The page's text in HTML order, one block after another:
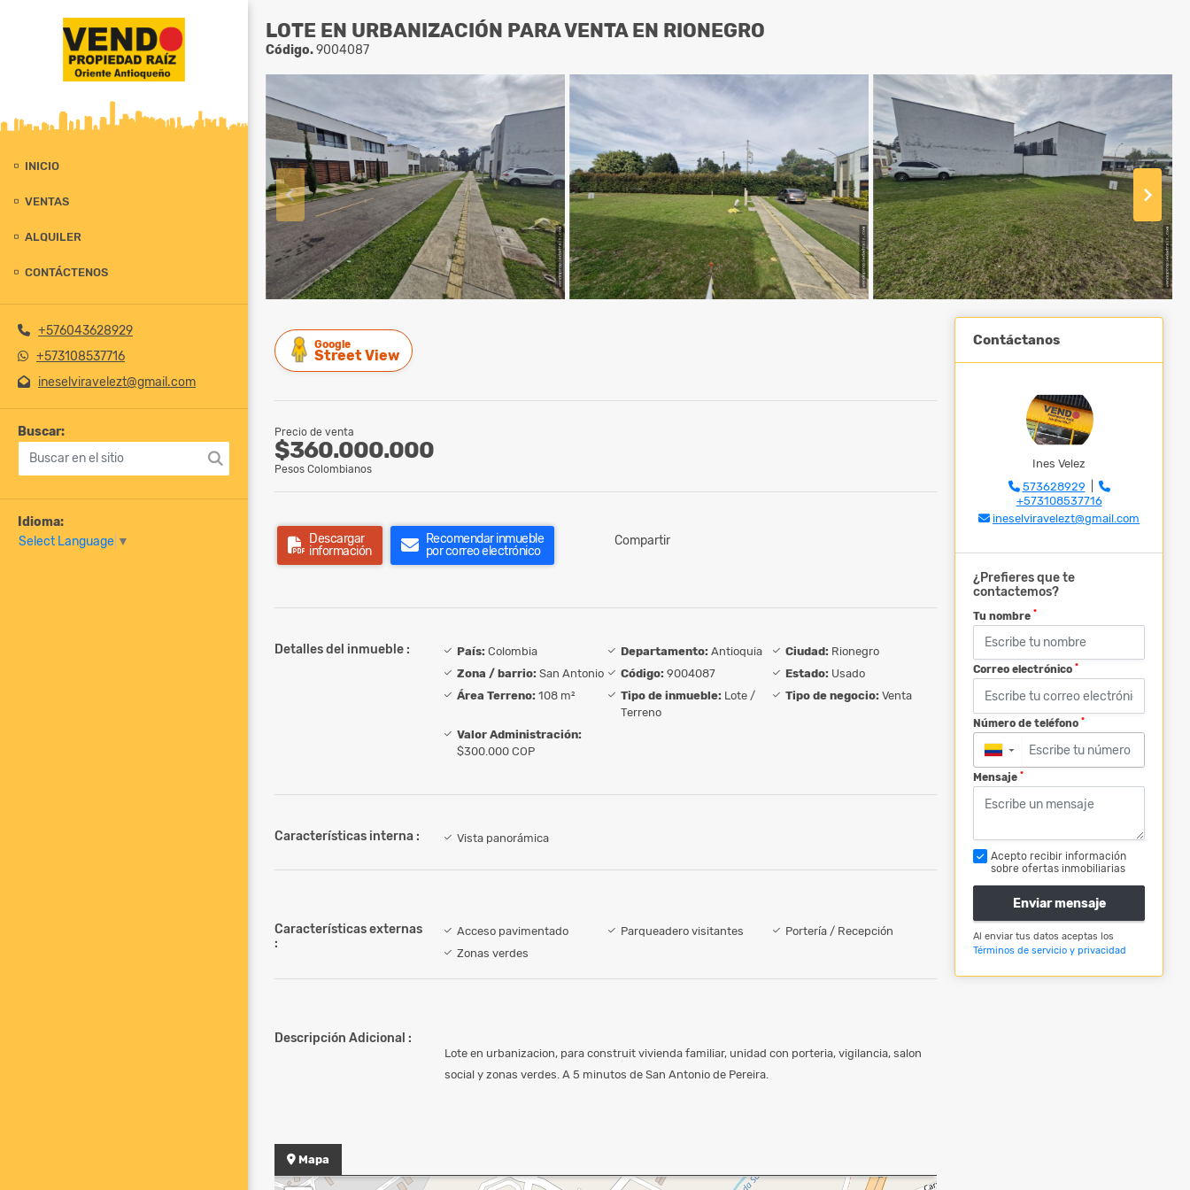
INICIO
VENTAS
ALQUILER
CONTÁCTENOS
+576043628929
+573108537716
ineselviravelezt@gmail.com
Buscar:
Idioma:
Select Language ▼
LOTE EN URBANIZACIÓN PARA VENTA EN RIONEGRO
Código.9004087
Google
Street View
Precio de venta
$360.000.000
Pesos Colombianos
Descargar
información
Recomendar inmueble
por correo electrónico
Compartir
Detalles del inmueble : País: Colombia Departamento: Antioquia Ciudad: Rionegro
Zona / barrio: San Antonio Código: 9004087 Estado: Usado
Área Terreno: 108 m² Tipo de inmueble: Lote /
Terreno
Tipo de negocio: Venta
Valor Administración:
$300.000 COP
Características interna : Vista panorámica
Características externas
:
Acceso pavimentado Parqueadero visitantes
Portería / Recepción
Zonas verdes
Descripción Adicional :
Lote en urbanizacion, para construit vivienda familiar, unidad con porteria, vigilancia, salon
social y zonas verdes. A 5 minutos de San Antonio de Pereira.
Mapa
Contáctanos
Ines Velez
573628929
+573108537716
ineselviravelezt@gmail.com
¿Prefieres que te
contactemos?
Tu nombre *
Correo electrónico *
Número de teléfono *
▼
Mensaje *
Acepto recibir información
sobre ofertas inmobiliarias
Enviar mensaje
Al enviar tus datos aceptas los
Términos de servicio y privacidad